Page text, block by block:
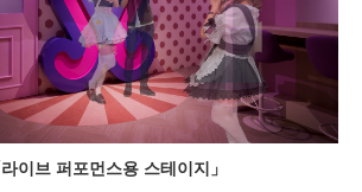
이브 퍼포먼스용 스테이지」